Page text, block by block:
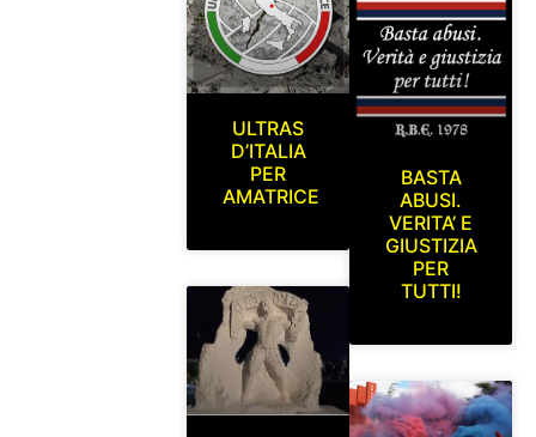
ULTRAS
D’ITALIA
PER
AMATRICE
BASTA
ABUSI.
VERITA’ E
GIUSTIZIA
PER
TUTTI!